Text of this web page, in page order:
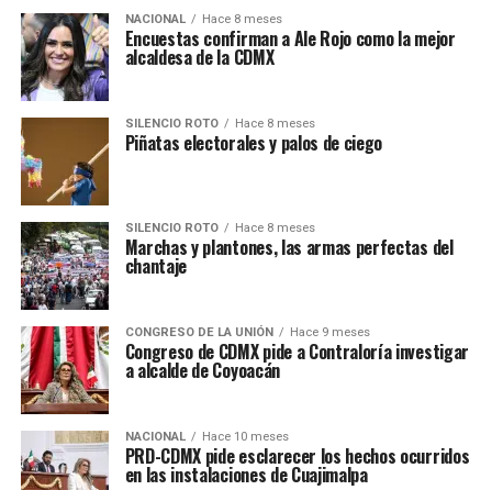
NACIONAL Hace 8 meses
Encuestas confirman a Ale Rojo como la mejor
alcaldesa de la CDMX
SILENCIO ROTO Hace 8 meses
Piñatas electorales y palos de ciego
SILENCIO ROTO Hace 8 meses
Marchas y plantones, las armas perfectas del
chantaje
CONGRESO DE LA UNIÓN Hace 9 meses
Congreso de CDMX pide a Contraloría investigar
a alcalde de Coyoacán
NACIONAL Hace 10 meses
PRD-CDMX pide esclarecer los hechos ocurridos
en las instalaciones de Cuajimalpa